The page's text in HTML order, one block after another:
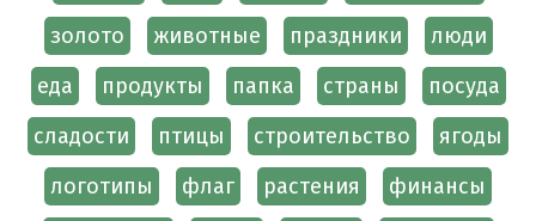
золото
животные праздники
люди
еда
продукты папка страны
посуда
сладости
птицы строительство
ягоды
логотипы
флаг растения
финансы